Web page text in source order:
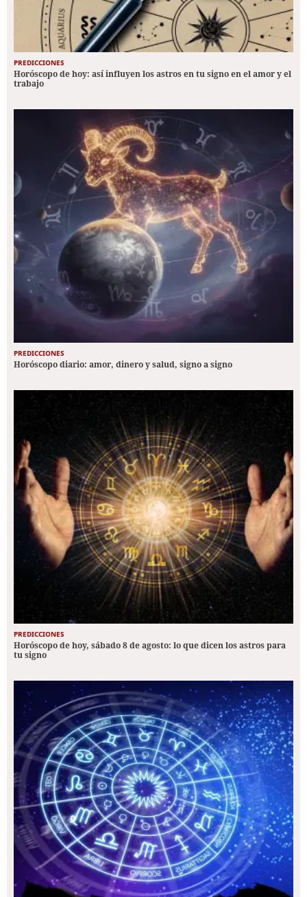
PREDICCIONES
Horóscopo de hoy: así influyen los astros en tu signo en el amor y el
trabajo
PREDICCIONES
Horóscopo diario: amor, dinero y salud, signo a signo
PREDICCIONES
Horóscopo de hoy, sábado 8 de agosto: lo que dicen los astros para
tu signo